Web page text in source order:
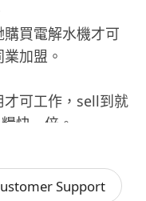
買電解水機才可
加盟。
才可工作，sell到就
快一倍。
及韓國認證。
Support